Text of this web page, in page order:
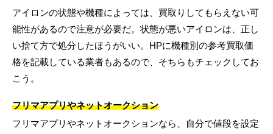
アイロンの状態や機種によっては、買取りしてもらえない可
能性があるので注意が必要だ。状態が悪いアイロンは、正し
い捨て方で処分したほうがいい。HPに機種別の参考買取価
格を記載している業者もあるので、そちらもチェックしてお
こう。
フリマアプリやネットオークション
フリマアプリやネットオークションなら、自分で値段を設定